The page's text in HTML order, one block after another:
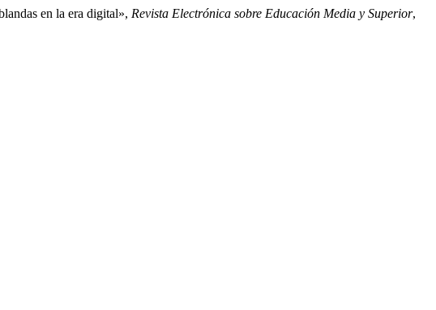
en la era digital», Revista Electrónica sobre Educación Media y Superior,